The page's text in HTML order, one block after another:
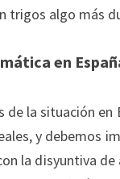
trigos algo más
en
de la situación
y debemos
la disyuntiva